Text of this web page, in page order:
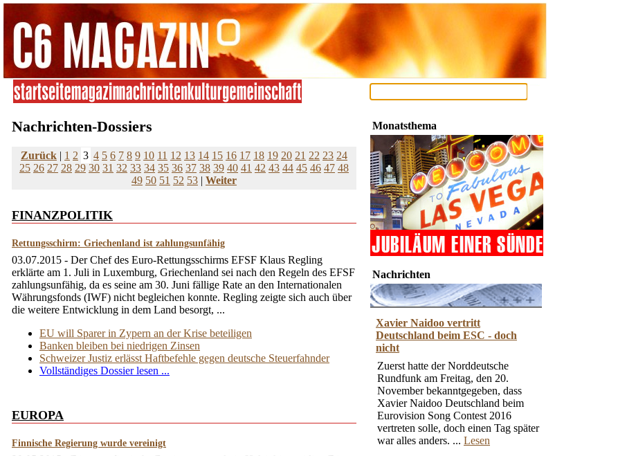
Nachrichten-Dossiers
Zurück | 1 2 3 4 5 6 7 8 9 10 11 12 13 14 15 16 17 18 19 20 21 22 23 24
25 26 27 28 29 30 31 32 33 34 35 36 37 38 39 40 41 42 43 44 45 46 47 48
49 50 51 52 53 | Weiter
FINANZPOLITIK
Rettungsschirm: Griechenland ist zahlungsunfähig
03.07.2015 - Der Chef des Euro-Rettungsschirms EFSF Klaus Regling
erklärte am 1. Juli in Luxemburg, Griechenland sei nach den Regeln des EFSF
zahlungsunfähig, da es seine am 30. Juni fällige Rate an den Internationalen
Währungsfonds (IWF) nicht begleichen konnte. Regling zeigte sich auch über
die weitere Entwicklung in dem Land besorgt, ...
EU will Sparer in Zypern an der Krise beteiligen
Banken bleiben bei niedrigen Zinsen
Schweizer Justiz erlässt Haftbefehle gegen deutsche Steuerfahnder
Vollständiges Dossier lesen ...
EUROPA
Finnische Regierung wurde vereinigt
Monatsthema
Nachrichten
Xavier Naidoo vertritt
Deutschland beim ESC - doch
nicht
Zuerst hatte der Norddeutsche
Rundfunk am Freitag, den 20.
November bekanntgegeben, dass
Xavier Naidoo Deutschland beim
Eurovision Song Contest 2016
vertreten solle, doch einen Tag später
war alles anders. ... Lesen